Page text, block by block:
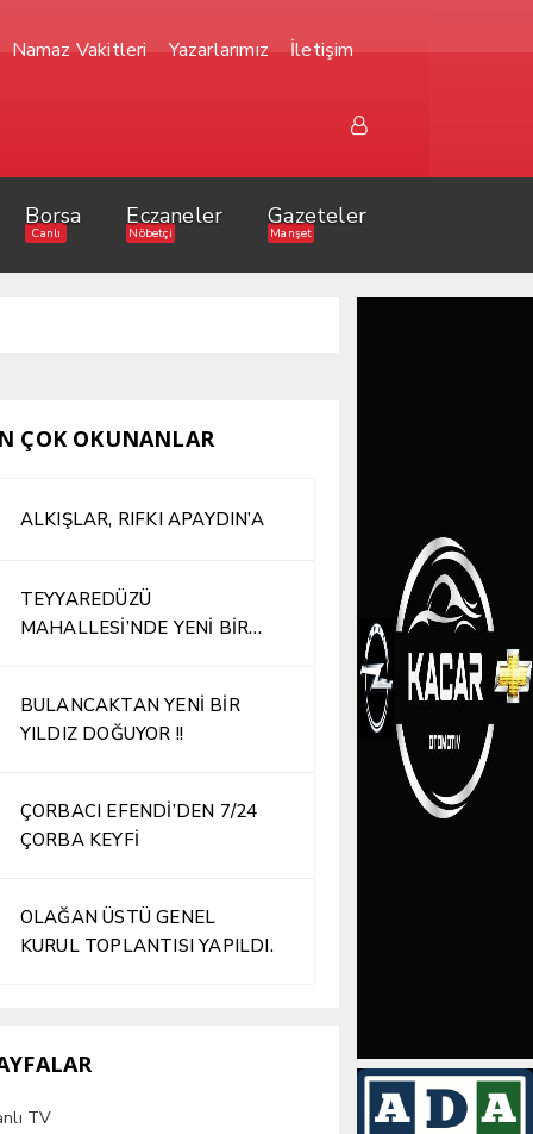
Namaz Vakitleri Yazarlarımız İletişim
Borsa
Canlı
Eczaneler
Nöbetçi
Gazeteler
Manşet
ÇOK OKUNANLAR
ALKIŞLAR, RIFKI APAYDIN’A
TEYYAREDÜZÜ
MAHALLESİ’NDE YENİ BİR
BULANCAKTAN YENİ BİR
YILDIZ DOĞUYOR !!
ÇORBACI EFENDİ’DEN 7/24
ÇORBA KEYFİ
OLAĞAN ÜSTÜ GENEL
KURUL TOPLANTISI YAPILDI.
TV